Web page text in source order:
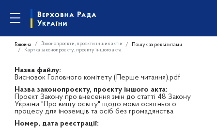
Головна Законопроєкти, проєкти інших актів
Пошук за реквізитами
Картка законопроєкту, проєкту іншого акта
Назва файлу:
Висновок Головного комітету (Перше читання).pdf
Назва законопроєкту, проєкту іншого акта:
Проєкт Закону про внесення змін до статті 48 Закону
України "Про вищу освіту" щодо мови освітнього
процесу для іноземців та осіб без громадянства
Номер, дата реєстрації: